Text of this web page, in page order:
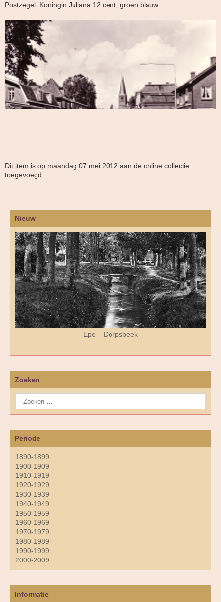
Postzegel: Koningin Juliana 12 cent, groen blauw.
Dit item is op maandag 07 mei 2012 aan de online collectie
toegevoegd.
Nieuw
Epe – Dorpsbeek
Zoeken
Periode
1890-1899
1900-1909
1910-1919
1920-1929
1930-1939
1940-1949
1950-1959
1960-1969
1970-1979
1980-1989
1990-1999
2000-2009
Informatie